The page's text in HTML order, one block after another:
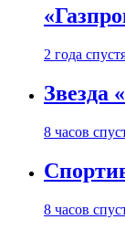
2 года
Звезда
8 часов
8 часов